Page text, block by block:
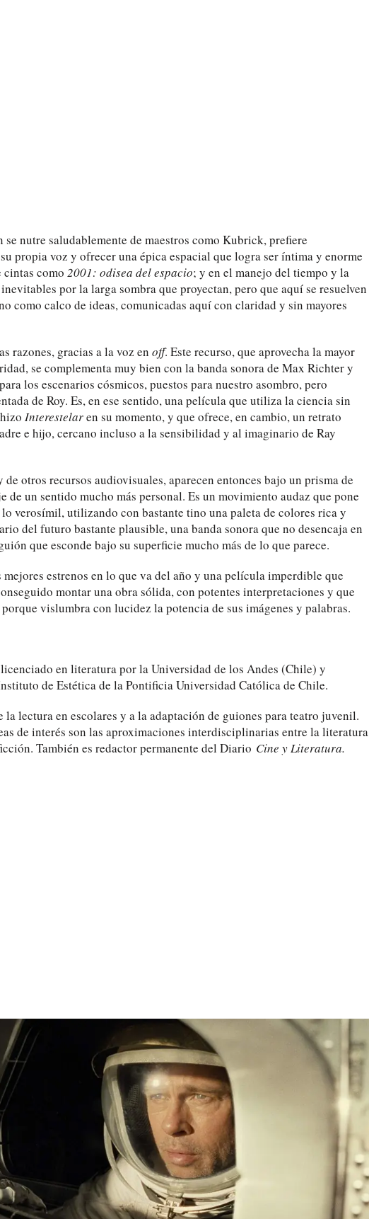
nutre saludablemente de maestros como Kubrick, prefiere
propia voz y ofrecer una épica espacial que logra ser íntima y enorme
cintas como 2001: odisea del espacio; y en el manejo del tiempo y la
por la larga sombra que proyectan, pero que aquí se resuelven
como calco de ideas, comunicadas aquí con claridad y sin mayores
razones, gracias a la voz en off. Este recurso, que aprovecha la mayor
se complementa muy bien con la banda sonora de Max Richter y
los escenarios cósmicos, puestos para nuestro asombro, pero
de Roy. Es, en ese sentido, una película que utiliza la ciencia sin
Interestelaren su momento, y que ofrece, en cambio, un retrato
e hijo, cercano incluso a la sensibilidad y al imaginario de Ray
otros recursos audiovisuales, aparecen entonces bajo un prisma de
un sentido mucho más personal. Es un movimiento audaz que pone
verosímil, utilizando con bastante tino una paleta de colores rica y
del futuro bastante plausible, una banda sonora que no desencaja en
que esconde bajo su superficie mucho más de lo que parece.
mejores estrenos en lo que va del año y una película imperdible que
montar una obra sólida, con potentes interpretaciones y que
vislumbra con lucidez la potencia de sus imágenes y palabras.
en literatura por la Universidad de los Andes (Chile) y
de Estética de la Pontificia Universidad Católica de Chile.
lectura en escolares y a la adaptación de guiones para teatro juvenil.
de interés son las aproximaciones interdisciplinarias entre la literatura
También es redactor permanente del Diario Cine y Literatura.